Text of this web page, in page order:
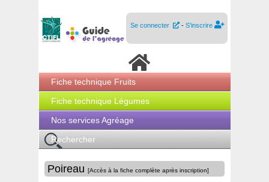
Se connecter - S'inscrire
Fiche technique Fruits
Fiche technique Légumes
Nos services Agréage
Rechercher
Poireau [Accès à la fiche complète après inscription]